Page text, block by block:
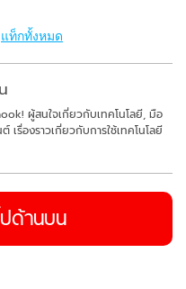
ท็กทั้งหมด
ผู้สนใจเกี่ยวกับเทคโนโลยี, มือ
เรื่องราวเกี่ยวกับการใช้เทคโนโลยี
ด้านบน